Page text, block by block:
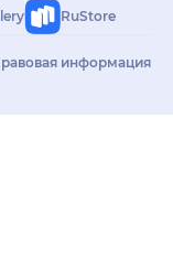
RuStore
информация